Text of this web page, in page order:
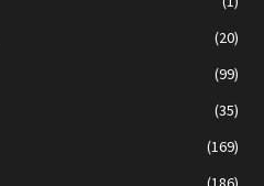
(20)
(99)
(35)
(169)